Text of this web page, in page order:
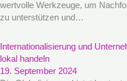
wertvolle Werkzeuge, um
zu unterstützen und…
Internationalisierung und
lokal handeln
19. September 2024